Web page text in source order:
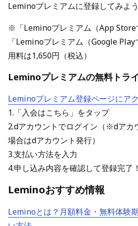
Leminoプレミアムに登録してみよう
※「Leminoプレミアム（App Store
「Leminoプレミアム（Google
用料は1,650円（税込）
Leminoプレミアムの無料トラ
Leminoプレミアム登録ページにア
1.「入会はこちら」をタップ
2.dアカウントでログイン（※dアカ
場合はdアカウント発行）
3.支払い方法を入力
4.申し込み内容を確認して登録完了！
Leminoおすすめ情報
Leminoとは？月額料金・無料体験